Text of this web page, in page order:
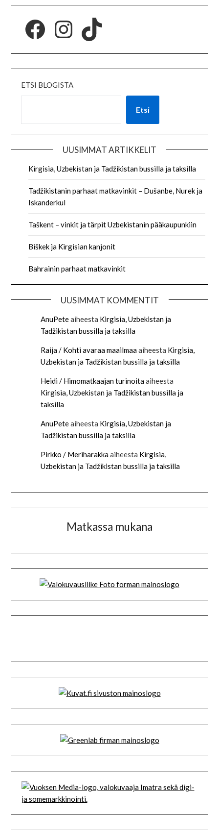
ETSI BLOGISTA
Etsi
UUSIMMAT ARTIKKELIT
Kirgisia, Uzbekistan ja Tadžikistan bussilla ja taksilla
Tadžikistanin parhaat matkavinkit – Dušanbe, Nurek ja
Iskanderkul
Taškent – vinkit ja tärpit Uzbekistanin pääkaupunkiin
Biškek ja Kirgisian kanjonit
Bahrainin parhaat matkavinkit
UUSIMMAT KOMMENTIT
AnuPeteaiheesta Kirgisia, Uzbekistan ja
Tadžikistan bussilla ja taksilla
Raija / Kohti avaraa maailmaaaiheesta Kirgisia,
Uzbekistan ja Tadžikistan bussilla ja taksilla
Heidi / Himomatkaajan turinoitaaiheesta
Kirgisia, Uzbekistan ja Tadžikistan bussilla ja
taksilla
AnuPeteaiheesta Kirgisia, Uzbekistan ja
Tadžikistan bussilla ja taksilla
Pirkko / Meriharakkaaiheesta Kirgisia,
Uzbekistan ja Tadžikistan bussilla ja taksilla
Matkassa mukana